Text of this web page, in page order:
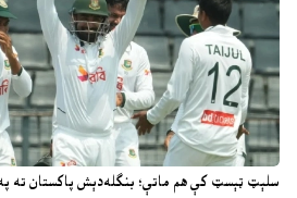
سلېټ ټېسټ کې هم ماتې؛ بنګله‌دېش پاکستان ته